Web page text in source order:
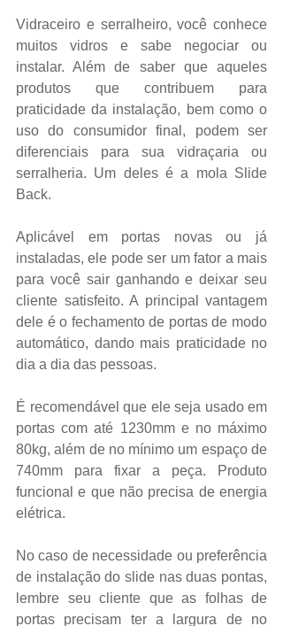
Vidraceiro e serralheiro, você conhece
muitos vidros e sabe negociar ou
instalar. Além de saber que aqueles
produtos que contribuem para
praticidade da instalação, bem como o
uso do consumidor final, podem ser
diferenciais para sua vidraçaria ou
serralheria. Um deles é a mola Slide
Back.
Aplicável em portas novas ou já
instaladas, ele pode ser um fator a mais
para você sair ganhando e deixar seu
cliente satisfeito. A principal vantagem
dele é o fechamento de portas de modo
automático, dando mais praticidade no
dia a dia das pessoas.
É recomendável que ele seja usado em
portas com até 1230mm e no máximo
80kg, além de no mínimo um espaço de
740mm para fixar a peça. Produto
funcional e que não precisa de energia
elétrica.
No caso de necessidade ou preferência
de instalação do slide nas duas pontas,
lembre seu cliente que as folhas de
portas precisam ter a largura de no